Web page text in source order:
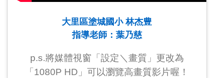
大里區塗城國小 林杰豊
指導老師：葉乃慈
p.s.將媒體視窗「設定＼畫質」更改為
「1080P HD」可以瀏覽高畫質影片喔！